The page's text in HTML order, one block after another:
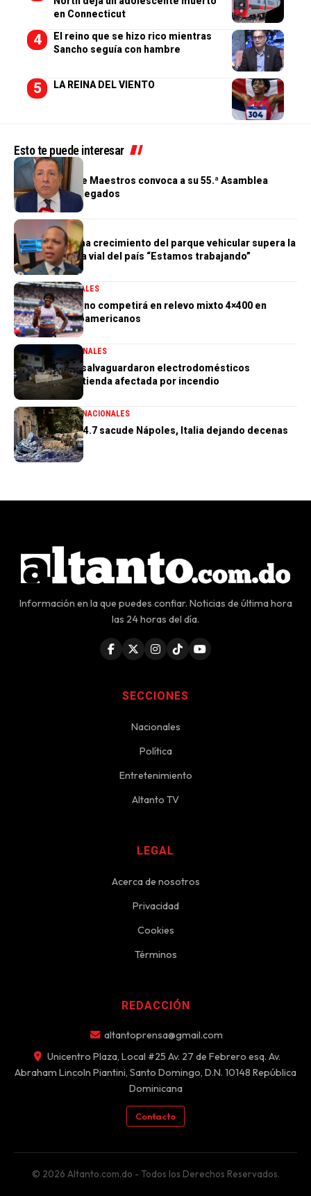
en Connecticut
El reino que se hizo rico mientras
Sancho seguía con hambre
LA REINA DEL VIENTO
Esto te puede interesar
GENERALES
Cooperativa de Maestros convoca a su 55.ª Asamblea
General de Delegados
GENERALES
Morrison afirma crecimiento del parque vehicular supera la
infraestructura vial del país “Estamos trabajando”
DEPORTESGENERALES
Marileidy Paulino competirá en relevo mixto 4×400 en
Juegos Centroamericanos
GENERALES NACIONALES
PN aclara que salvaguardaron electrodomésticos
sustraídos de tienda afectada por incendio
GENERALESINTERNACIONALES
Terremoto de 4.7 sacude Nápoles, Italia dejando decenas
de heridos
Información en la que puedes confiar. Noticias de última hora
las 24 horas del día.
SECCIONES
Nacionales
Política
Entretenimiento
Altanto TV
LEGAL
Acerca de nosotros
Privacidad
Cookies
Términos
REDACCIÓN
altantoprensa@gmail.com
Unicentro Plaza, Local #25 Av. 27 de Febrero esq. Av.
Abraham Lincoln Piantini, Santo Domingo, D.N. 10148 República
Dominicana
Contacto
© 2026 Altanto.com.do - Todos los Derechos Reservados.